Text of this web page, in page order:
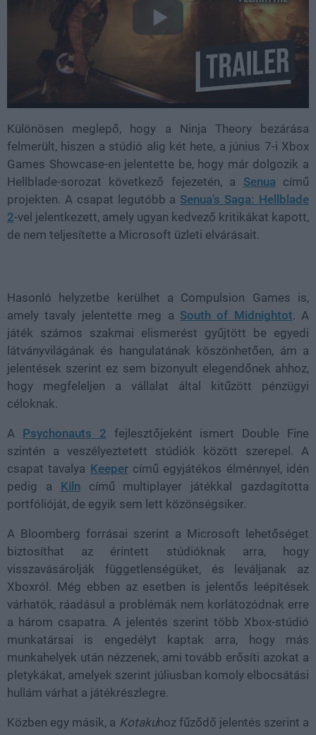
Különösen meglepő, hogy a Ninja Theory bezárása
felmerült, hiszen a stúdió alig két hete, a június 7-i Xbox
Games Showcase-en jelentette be, hogy már dolgozik a
Hellblade-sorozat következő fejezetén, a Senua című
projekten. A csapat legutóbb a Senua's Saga: Hellblade
2-vel jelentkezett, amely ugyan kedvező kritikákat kapott,
de nem teljesítette a Microsoft üzleti elvárásait.
Hasonló helyzetbe kerülhet a Compulsion Games is,
amely tavaly jelentette meg a South of Midnightot. A
játék számos szakmai elismerést gyűjtött be egyedi
látványvilágának és hangulatának köszönhetően, ám a
jelentések szerint ez sem bizonyult elegendőnek ahhoz,
hogy megfeleljen a vállalat által kitűzött pénzügyi
céloknak.
A Psychonauts 2 fejlesztőjeként ismert Double Fine
szintén a veszélyeztetett stúdiók között szerepel. A
csapat tavalya Keepercímű egyjátékos élménnyel, idén
pedig a Kilncímű multiplayer játékkal gazdagította
portfólióját, de egyik sem lett közönségsiker.
A Bloomberg forrásai szerint a Microsoft lehetőséget
biztosíthat az érintett stúdióknak arra, hogy
visszavásárolják függetlenségüket, és leváljanak az
Xboxról. Még ebben az esetben is jelentős leépítések
várhatók, ráadásul a problémák nem korlátozódnak erre
a három csapatra. A jelentés szerint több Xbox-stúdió
munkatársai is engedélyt kaptak arra, hogy más
munkahelyek után nézzenek, ami tovább erősíti azokat a
pletykákat, amelyek szerint júliusban komoly elbocsátási
hullám várhat a játékrészlegre.
Közben egy másik, a Kotakuhoz fűződő jelentés szerint a